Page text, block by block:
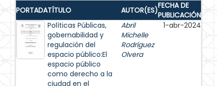
PORTADATÍTULO AUTOR(ES)FECHA DE
PUBLICACIÓN
Políticas Públicas,
gobernabilidad y
regulación del
espacio público:El
espacio público
como derecho a la
ciudad en el
Abril
Michelle
Rodríguez
Olvera
1-abr-2024